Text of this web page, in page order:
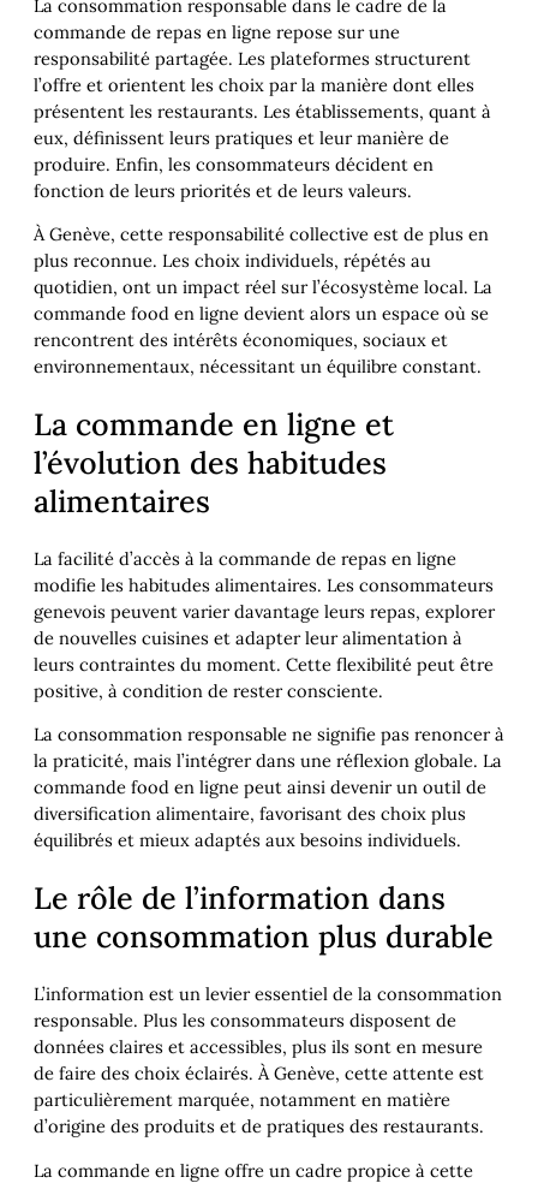
La consommation responsable dans le cadre de la
commande de repas en ligne repose sur une
responsabilité partagée. Les plateformes structurent
l’offre et orientent les choix par la manière dont elles
présentent les restaurants. Les établissements, quant à
eux, définissent leurs pratiques et leur manière de
produire. Enfin, les consommateurs décident en
fonction de leurs priorités et de leurs valeurs.
À Genève, cette responsabilité collective est de plus en
plus reconnue. Les choix individuels, répétés au
quotidien, ont un impact réel sur l’écosystème local. La
commande food en ligne devient alors un espace où se
rencontrent des intérêts économiques, sociaux et
environnementaux, nécessitant un équilibre constant.
La commande en ligne et
l’évolution des habitudes
alimentaires
La facilité d’accès à la commande de repas en ligne
modifie les habitudes alimentaires. Les consommateurs
genevois peuvent varier davantage leurs repas, explorer
de nouvelles cuisines et adapter leur alimentation à
leurs contraintes du moment. Cette flexibilité peut être
positive, à condition de rester consciente.
La consommation responsable ne signifie pas renoncer à
la praticité, mais l’intégrer dans une réflexion globale. La
commande food en ligne peut ainsi devenir un outil de
diversification alimentaire, favorisant des choix plus
équilibrés et mieux adaptés aux besoins individuels.
Le rôle de l’information dans
une consommation plus durable
L’information est un levier essentiel de la consommation
responsable. Plus les consommateurs disposent de
données claires et accessibles, plus ils sont en mesure
de faire des choix éclairés. À Genève, cette attente est
particulièrement marquée, notamment en matière
d’origine des produits et de pratiques des restaurants.
La commande en ligne offre un cadre propice à cette